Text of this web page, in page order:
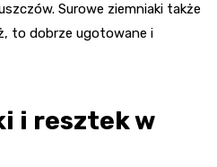
Surowe ziemniaki także
to dobrze ugotowane i
i resztek w